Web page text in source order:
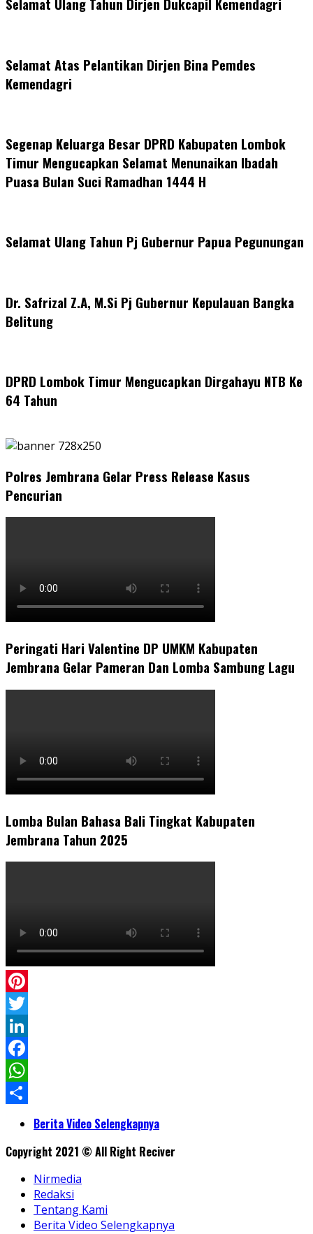
Selamat Ulang Tahun Dirjen Dukcapil Kemendagri
Selamat Atas Pelantikan Dirjen Bina Pemdes
Kemendagri
Segenap Keluarga Besar DPRD Kabupaten Lombok
Timur Mengucapkan Selamat Menunaikan Ibadah
Puasa Bulan Suci Ramadhan 1444 H
Selamat Ulang Tahun Pj Gubernur Papua Pegunungan
Dr. Safrizal Z.A, M.Si Pj Gubernur Kepulauan Bangka
Belitung
DPRD Lombok Timur Mengucapkan Dirgahayu NTB Ke
64 Tahun
Polres Jembrana Gelar Press Release Kasus
Pencurian
Peringati Hari Valentine DP UMKM Kabupaten
Jembrana Gelar Pameran Dan Lomba Sambung Lagu
Lomba Bulan Bahasa Bali Tingkat Kabupaten
Jembrana Tahun 2025
Pinterest
Twitter
LinkedIn
Facebook
WhatsApp
ShareBerita Video Selengkapnya
Copyright 2021 © All Right Reciver
Nirmedia
Redaksi
Tentang Kami
Berita Video Selengkapnya